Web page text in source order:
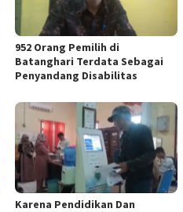
952 Orang Pemilih di
Batanghari Terdata Sebagai
Penyandang Disabilitas
Karena Pendidikan Dan